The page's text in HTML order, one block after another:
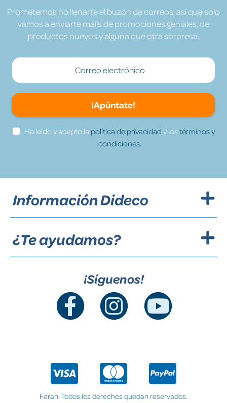
Prometemos no llenarte el buzón de correos, así que solo
vamos a enviarte mails de promociones geniales, de
productos nuevos y alguna que otra sorpresa.
¡Apúntate!
He leído y acepto la política de privacidad y lostérminos y
condiciones.
Información Dideco
¿Te ayudamos?
¡Síguenos!
Feran. Todos los derechos quedan reservados.